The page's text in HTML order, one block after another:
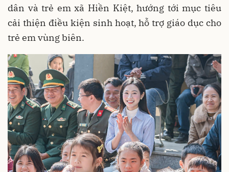
dân và trẻ em xã Hiền Kiệt, hướng tới mục tiêu
cải thiện điều kiện sinh hoạt, hỗ trợ giáo dục cho
trẻ em vùng biên.